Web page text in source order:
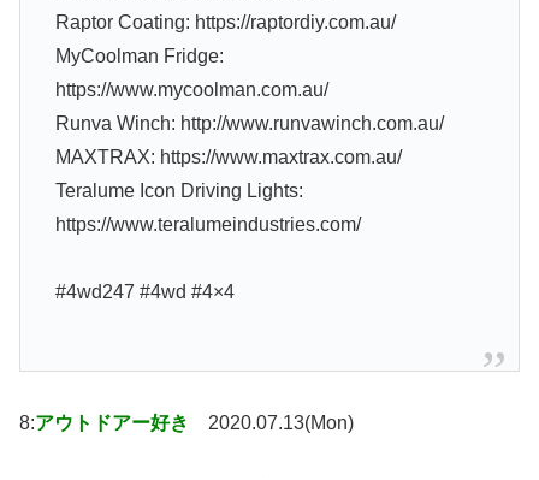
Raptor Coating: https://raptordiy.com.au/
MyCoolman Fridge:
https://www.mycoolman.com.au/
Runva Winch: http://www.runvawinch.com.au/
MAXTRAX: https://www.maxtrax.com.au/
Teralume Icon Driving Lights:
https://www.teralumeindustries.com/
#4wd247 #4wd #4×4
8:アウトドアー好き 2020.07.13(Mon)